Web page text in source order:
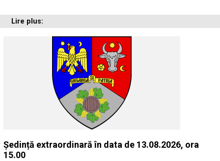
Lire plus:
Ședință extraordinară în data de 13.08.2026, ora
15.00